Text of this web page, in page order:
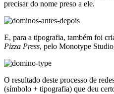
precisar do nome preso a ele.
E, para a tipografia, também foi
Pizza Press, pelo Monotype
O resultado deste processo de
(símbolo + tipografia) que deu